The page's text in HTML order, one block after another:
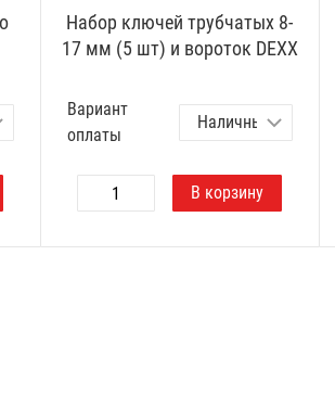
Набор ключей трубчатых 8-
17 мм (5 шт) и вороток DEXX
Вариант
оплаты